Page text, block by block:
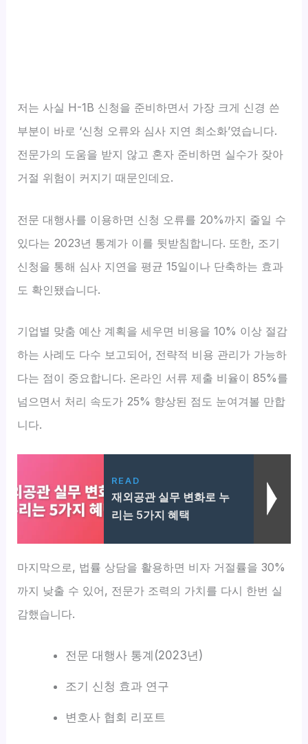
저는 사실 H-1B 신청을 준비하면서 가장 크게 신경 쓴
부분이 바로 ‘신청 오류와 심사 지연 최소화’였습니다.
전문가의 도움을 받지 않고 혼자 준비하면 실수가 잦아
거절 위험이 커지기 때문인데요.
전문 대행사를 이용하면 신청 오류를 20%까지 줄일 수
있다는 2023년 통계가 이를 뒷받침합니다. 또한, 조기
신청을 통해 심사 지연을 평균 15일이나 단축하는 효과
도 확인됐습니다.
기업별 맞춤 예산 계획을 세우면 비용을 10% 이상 절감
하는 사례도 다수 보고되어, 전략적 비용 관리가 가능하
다는 점이 중요합니다. 온라인 서류 제출 비율이 85%를
넘으면서 처리 속도가 25% 향상된 점도 눈여겨볼 만합
니다.
READ
재외공관 실무 변화로 누
리는 5가지 혜택
마지막으로, 법률 상담을 활용하면 비자 거절률을 30%
까지 낮출 수 있어, 전문가 조력의 가치를 다시 한번 실
감했습니다.
전문 대행사 통계(2023년)
조기 신청 효과 연구
변호사 협회 리포트